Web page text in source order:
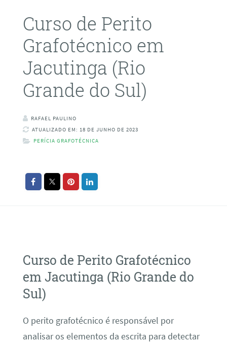
Curso de Perito
Grafotécnico em
Jacutinga (Rio
Grande do Sul)
RAFAEL PAULINO
ATUALIZADO EM: 18 DE JUNHO DE 2023
PERÍCIA GRAFOTÉCNICA
Curso de Perito Grafotécnico
em Jacutinga (Rio Grande do
Sul)
O perito grafotécnico é responsável por
analisar os elementos da escrita para detectar